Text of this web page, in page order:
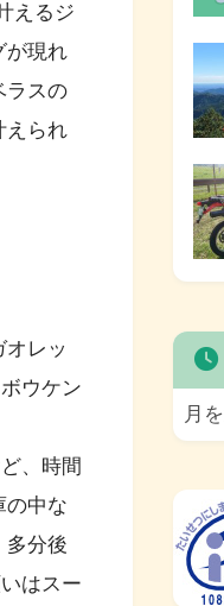
えるジ
が現れ
ラスの
えられ
レッ
ウケン
、時間
の中な
分後
はスー